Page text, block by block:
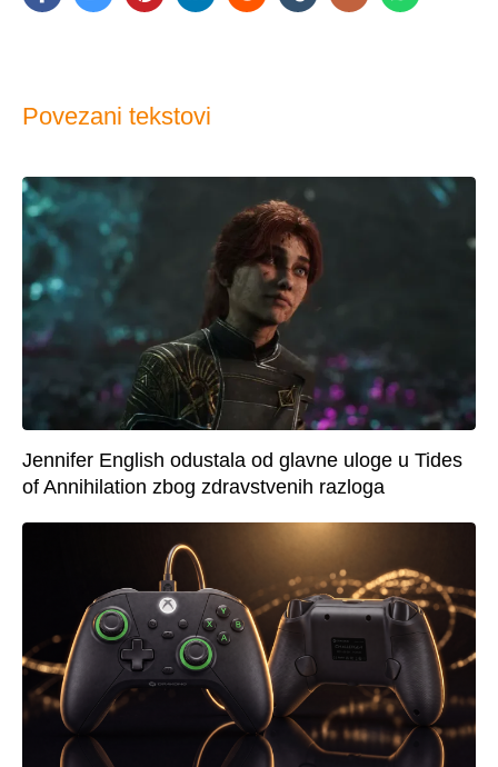
Povezani tekstovi
Jennifer English odustala od glavne uloge u Tides
of Annihilation zbog zdravstvenih razloga